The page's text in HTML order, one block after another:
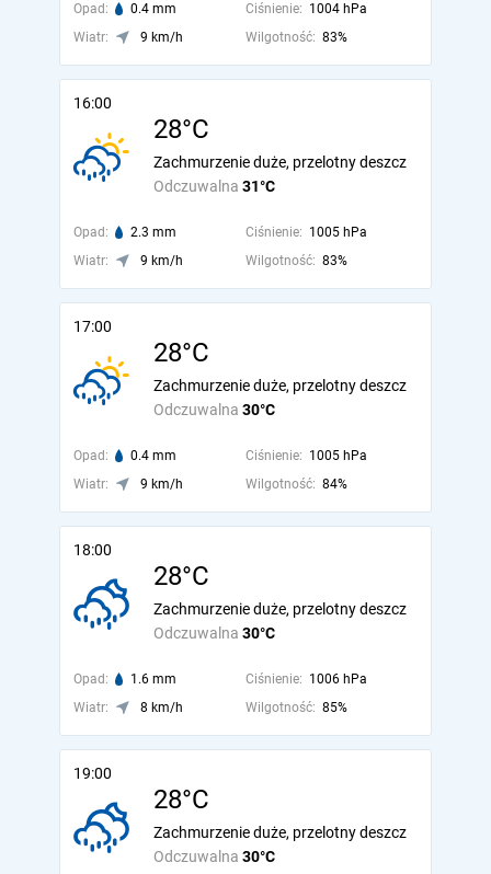
Opad: 0.4 mm Ciśnienie: 1004 hPa
Wiatr:
9 km/h Wilgotność: 83%
16:00
28°C
Odczuwalna 31°C
Zachmurzenie duże, przelotny deszcz
Opad: 2.3 mm Ciśnienie: 1005 hPa
Wiatr:
9 km/h Wilgotność: 83%
17:00
28°C
Odczuwalna 30°C
Zachmurzenie duże, przelotny deszcz
Opad: 0.4 mm Ciśnienie: 1005 hPa
Wiatr:
9 km/h Wilgotność: 84%
18:00
28°C
Odczuwalna 30°C
Zachmurzenie duże, przelotny deszcz
Opad: 1.6 mm Ciśnienie: 1006 hPa
Wiatr:
8 km/h Wilgotność: 85%
19:00
28°C
Odczuwalna 30°C
Zachmurzenie duże, przelotny deszcz